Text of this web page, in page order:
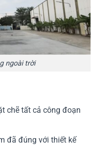
ngoài trời
chẽ tất cả công đoạn
đã đúng với thiết kế